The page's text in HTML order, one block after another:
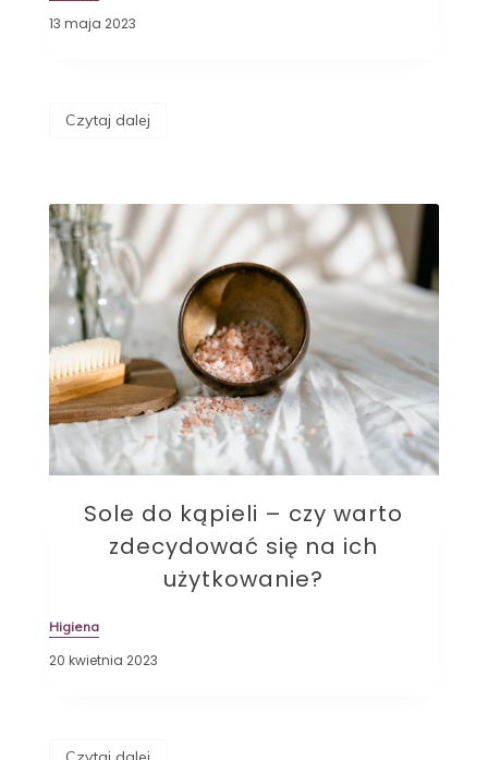
13 maja 2023
Czytaj dalej
Sole do kąpieli – czy warto
zdecydować się na ich
użytkowanie?
Higiena
20 kwietnia 2023